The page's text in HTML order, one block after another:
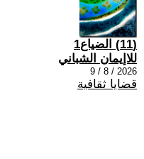
(11) الضياع1
للاإيمان الشباني
2026 / 8 / 9
قضايا ثقافية